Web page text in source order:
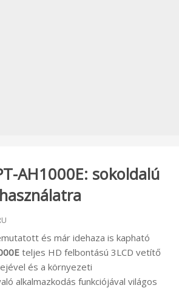
AH1000E: sokoldalú
és már idehaza is kapható
teljes HD felbontású 3LCD vetítő
és a környezeti
alkalmazkodás funkciójával világos